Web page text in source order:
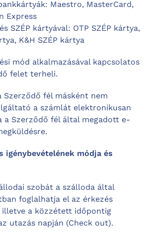
Maestro, MasterCard,
Express
SZÉP kártyával: OTP SZÉP kártya,
K&H SZÉP kártya
mód alkalmazásával kapcsolatos
felet terheli.
Szerződő fél másként nem
a számlát elektronikusan
a Szerződő fél által megadott e-
igénybevételének módja és
szobát a szálloda által
foglalhatja el az érkezés
illetve a közzétett időpontig
utazás napján (Check out).